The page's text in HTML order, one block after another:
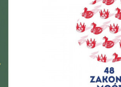
UPOREDI